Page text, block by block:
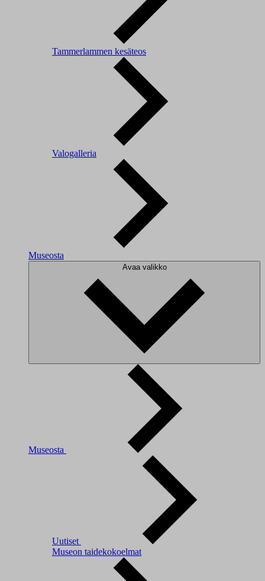
Tammerlammen kesäteos
Valogalleria
Museosta
Avaa valikko
Museosta
Uutiset
Museon taidekokoelmat